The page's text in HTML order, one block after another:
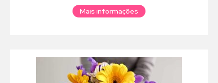
Mais informações